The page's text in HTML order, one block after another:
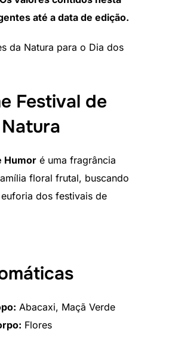
até a data de edição.
Festival de
Humor é uma fragrância
floral frutal, buscando
dos festivais de
Abacaxi, Maçã Verde
Flores